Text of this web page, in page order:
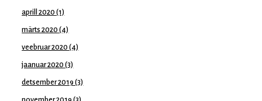
aprill 2020 (1)
märts 2020 (4)
veebruar 2020 (4)
jaanuar 2020 (3)
detsember 2019 (3)